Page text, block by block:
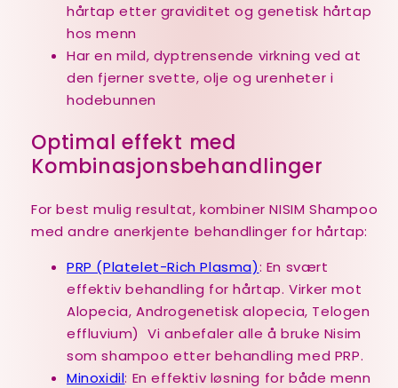
hårtap etter graviditet og genetisk hårtap
hos menn
Har en mild, dyptrensende virkning ved at
den fjerner svette, olje og urenheter i
hodebunnen
Optimal effekt med
Kombinasjonsbehandlinger
For best mulig resultat, kombiner NISIM Shampoo
med andre anerkjente behandlinger for hårtap:
PRP (Platelet-Rich Plasma): En svært
effektiv behandling for hårtap. Virker mot
Alopecia, Androgenetisk alopecia, Telogen
effluvium) Vi anbefaler alle å bruke Nisim
som shampoo etter behandling med PRP.
Minoxidil: En effektiv løsning for både menn